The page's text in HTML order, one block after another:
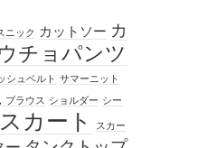
ニック カットソー カ
チョパンツ
シュベルト サマーニット
ブラウス ショルダー シー
スカート スカー